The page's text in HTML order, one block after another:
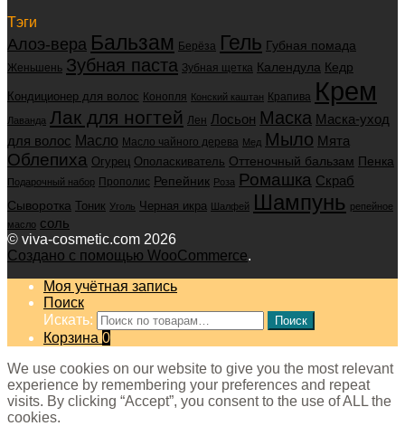
Тэги
Алоэ-вера Бальзам Берёза Гель Губная помада
Женьшень Зубная паста Зубная щетка Календула Кедр
Кондиционер для волос Конопля Конский каштан Крапива Крем
Лаванда Лак для ногтей Лен Лосьон Маска Маска-уход
для волос Масло Масло чайного дерева Мед Мыло Мята
Облепиха Огурец Ополаскиватель Оттеночный бальзам Пенка
Подарочный набор Прополис Репейник Роза Ромашка Скраб
Сыворотка Тоник Уголь Черная икра Шалфей Шампунь репейное
масло соль
© viva-cosmetic.com 2026
Создано с помощью WooCommerce.
Моя учётная запись
Поиск
Искать:
Поиск
Корзина 0
We use cookies on our website to give you the most relevant
experience by remembering your preferences and repeat
visits. By clicking “Accept”, you consent to the use of ALL the
cookies.